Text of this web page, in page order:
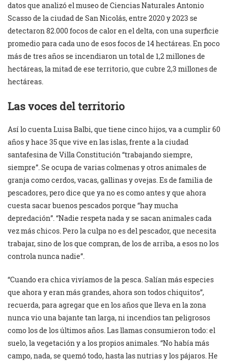
datos que analizó el museo de Ciencias Naturales Antonio
Scasso de la ciudad de San Nicolás, entre 2020 y 2023 se
detectaron 82.000 focos de calor en el delta, con una superficie
promedio para cada uno de esos focos de 14 hectáreas. En poco
más de tres años se incendiaron un total de 1,2 millones de
hectáreas, la mitad de ese territorio, que cubre 2,3 millones de
hectáreas.
Las voces del territorio
Así lo cuenta Luisa Balbi, que tiene cinco hijos, va a cumplir 60
años y hace 35 que vive en las islas, frente a la ciudad
santafesina de Villa Constitución “trabajando siempre,
siempre”. Se ocupa de varias colmenas y otros animales de
granja como cerdos, vacas, gallinas y ovejas. Es de familia de
pescadores, pero dice que ya no es como antes y que ahora
cuesta sacar buenos pescados porque “hay mucha
depredación”. “Nadie respeta nada y se sacan animales cada
vez más chicos. Pero la culpa no es del pescador, que necesita
trabajar, sino de los que compran, de los de arriba, a esos no los
controla nunca nadie”.
“Cuando era chica vivíamos de la pesca. Salían más especies
que ahora y eran más grandes, ahora son todos chiquitos”,
recuerda, para agregar que en los años que lleva en la zona
nunca vio una bajante tan larga, ni incendios tan peligrosos
como los de los últimos años. Las llamas consumieron todo: el
suelo, la vegetación y a los propios animales. “No había más
campo, nada, se quemó todo, hasta las nutrias y los pájaros. He